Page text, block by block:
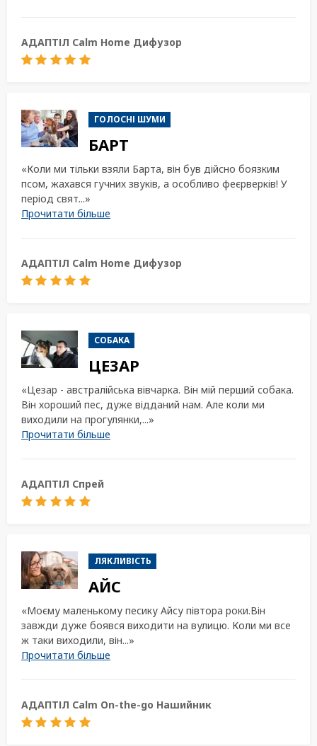
ПОШУК
АДАПТІЛ Calm Home Дифузор
ГОЛОСНІ ШУМИ
БАРТ
«Коли ми тільки взяли Барта, він був дійсно боязким
псом, жахався гучних звуків, а особливо феєрверків! У
період свят...»
Прочитати більше
АДАПТІЛ Calm Home Дифузор
СОБАКА
ЦЕЗАР
«Цезар - австралійська вівчарка. Він мій перший собака.
Він хороший пес, дуже відданий нам. Але коли ми
виходили на прогулянки,...»
Прочитати більше
АДАПТІЛ Спрей
ЛЯКЛИВІСТЬ
АЙС
«Моєму маленькому песику Айсу півтора роки.Він
завжди дуже боявся виходити на вулицю. Коли ми все
ж таки виходили, він...»
Прочитати більше
АДАПТІЛ Calm On-the-go Нашийник